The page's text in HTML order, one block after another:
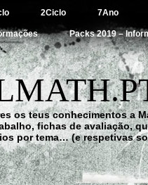
2Ciclo 7Ano
Packs 2019 –
os teus conhecimentos a
fichas de avaliação,
por tema… (e respetivas